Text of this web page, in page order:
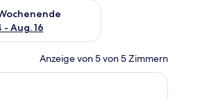
7 - Aug. 9.
- Aug. 16
für nächstes Wochenende, Aug.
Anzeige von 5 von 5 Zimmern
und zwei Bildern an der Wand.